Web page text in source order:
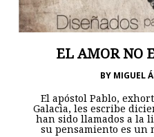
EL AMOR NO
BY MIGUEL
El apóstol Pablo,
Galacia, les escribe
han sido llamados a la
su pensamiento es un